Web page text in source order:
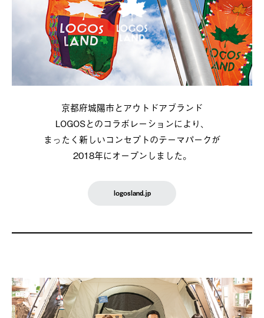
京都府城陽市とアウトドアブランド
LOGOSとのコラボレーションにより、
まったく新しいコンセプトのテーマパークが
2018年にオープンしました。
logosland.jp